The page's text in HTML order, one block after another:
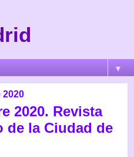
▼
2020
2020. Revista
de la Ciudad de